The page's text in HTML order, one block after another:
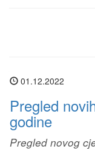
01.12.2022
Pregled
godine
Pregled novog